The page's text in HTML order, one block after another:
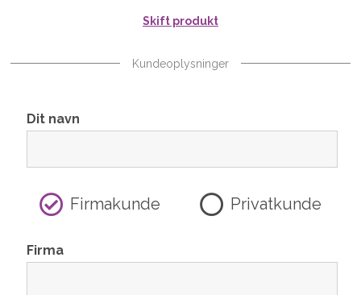
Skift produkt
Kundeoplysninger
Dit navn
Firmakunde Privatkunde
Firma